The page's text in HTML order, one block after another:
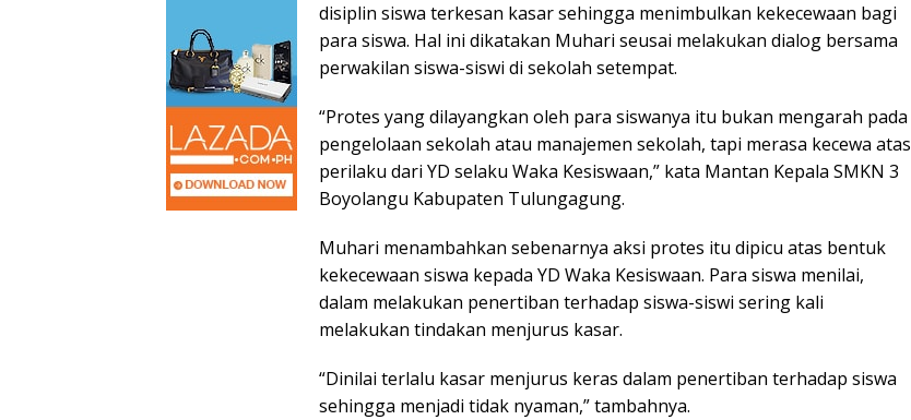
disiplin siswa terkesan kasar sehingga menimbulkan kekecewaan bagi
para siswa. Hal ini dikatakan Muhari seusai melakukan dialog bersama
perwakilan siswa-siswi di sekolah setempat.
“Protes yang dilayangkan oleh para siswanya itu bukan mengarah pada
pengelolaan sekolah atau manajemen sekolah, tapi merasa kecewa atas
perilaku dari YD selaku Waka Kesiswaan,” kata Mantan Kepala SMKN 3
Boyolangu Kabupaten Tulungagung.
Muhari menambahkan sebenarnya aksi protes itu dipicu atas bentuk
kekecewaan siswa kepada YD Waka Kesiswaan. Para siswa menilai,
dalam melakukan penertiban terhadap siswa-siswi sering kali
melakukan tindakan menjurus kasar.
“Dinilai terlalu kasar menjurus keras dalam penertiban terhadap siswa
sehingga menjadi tidak nyaman,” tambahnya.